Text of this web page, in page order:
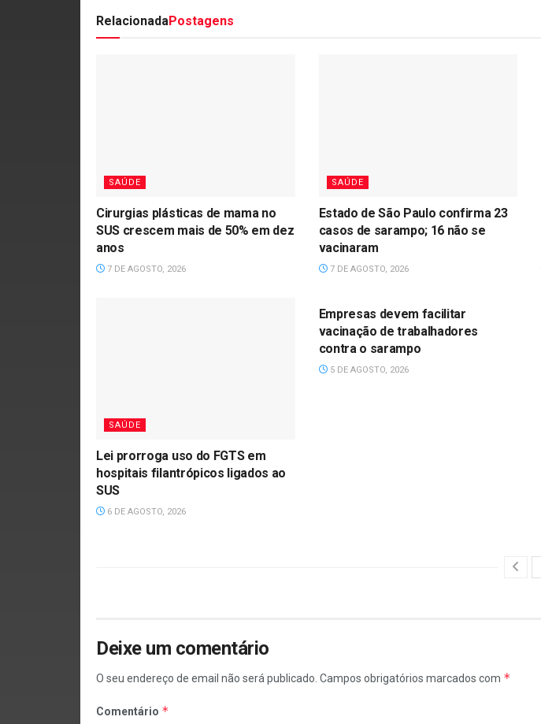
RelacionadaPostagens
SAÚDE
Cirurgias plásticas de mama no
SUS crescem mais de 50% em dez
anos
7 DE AGOSTO, 2026
SAÚDE
Estado de São Paulo confirma 23
casos de sarampo; 16 não se
vacinaram
7 DE AGOSTO, 2026
SAÚDE
Lei prorroga uso do FGTS em
hospitais filantrópicos ligados ao
SUS
6 DE AGOSTO, 2026
Empresas devem facilitar
vacinação de trabalhadores
contra o sarampo
5 DE AGOSTO, 2026
Deixe um comentário
O seu endereço de email não será publicado. Campos obrigatórios marcados com *
Comentário *